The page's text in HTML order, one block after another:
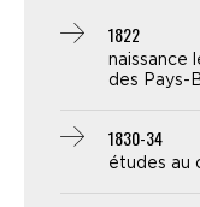
1822
naissance
des Pays-
1830-34
études au